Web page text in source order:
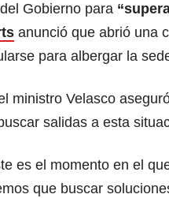
Gobierno para
anunció que abrió una
para albergar la
ministro Velasco
salidas a esta
es el momento en el
que buscar